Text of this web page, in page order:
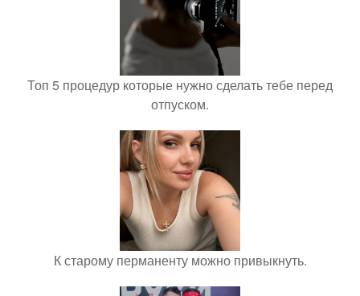
Топ 5 процедур которые нужно сделать тебе перед
отпуском.
К старому перманенту можно привыкнуть.